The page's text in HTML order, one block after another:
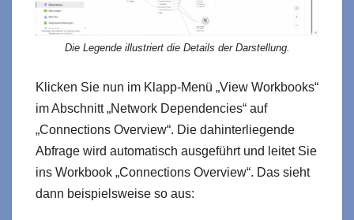
Die Legende illustriert die Details der Darstellung.
Klicken Sie nun im Klapp-Menü „View Workbooks“
im Abschnitt „Network Dependencies“ auf
„Connections Overview“. Die dahinterliegende
Abfrage wird automatisch ausgeführt und leitet Sie
ins Workbook „Connections Overview“. Das sieht
dann beispielsweise so aus: